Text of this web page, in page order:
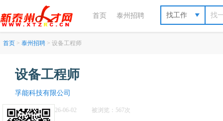
首页 泰州招聘 找工作
首页 > 泰州招聘 > 设备工程师
设备工程师
孚能科技有限公司
刷新于：2026-06-02 被浏览：567次